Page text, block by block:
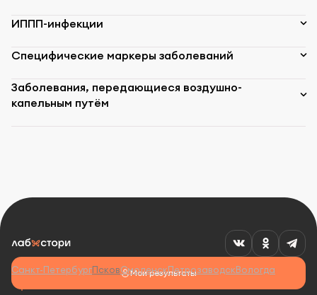
ИППП-инфекции
Специфические маркеры заболеваний
Заболевания, передающиеся воздушно-
капельным путём
Мои результаты
Санкт-ПетербургПсковСмоленскПетрозаводскВологда